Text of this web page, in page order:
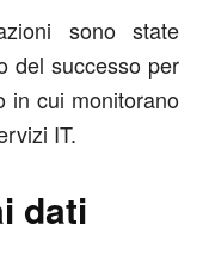
sono state
del successo per
in cui monitorano
IT.
dati